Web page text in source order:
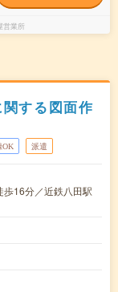
営業所
関する図面作
OK 派遣
16分／近鉄八田駅